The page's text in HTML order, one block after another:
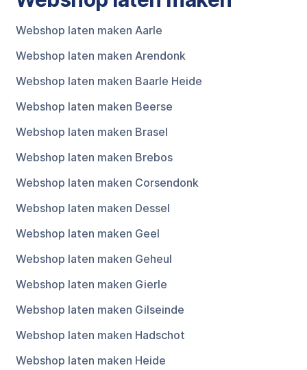
Webshop laten maken Aarle
Webshop laten maken Arendonk
Webshop laten maken Baarle Heide
Webshop laten maken Beerse
Webshop laten maken Brasel
Webshop laten maken Brebos
Webshop laten maken Corsendonk
Webshop laten maken Dessel
Webshop laten maken Geel
Webshop laten maken Geheul
Webshop laten maken Gierle
Webshop laten maken Gilseinde
Webshop laten maken Hadschot
Webshop laten maken Heide